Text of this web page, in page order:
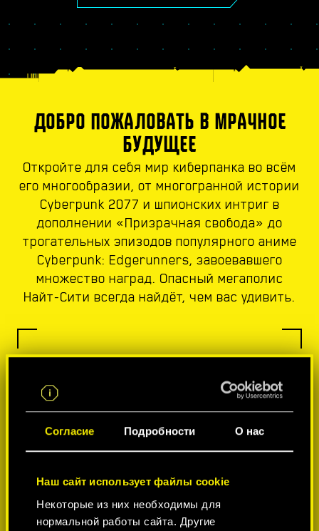
Согласие Подробности О нас
Наш сайт использует файлы cookie
Некоторые из них необходимы для
нормальной работы сайта. Другие
ДОБРО ПОЖАЛОВАТЬ В МРАЧНОЕ
БУДУЩЕЕ
Откройте для себя мир киберпанка во всём
его многообразии, от многогранной истории
Cyberpunk 2077 и шпионских интриг в
дополнении «Призрачная свобода» до
трогательных эпизодов популярного аниме
Cyberpunk: Edgerunners, завоевавшего
множество наград. Опасный мегаполис
Найт-Сити всегда найдёт, чем вас удивить.